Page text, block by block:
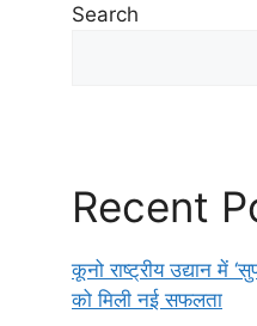
Search
Recent
कूनो राष्ट्रीय उद्यान में
को मिली नई सफलता